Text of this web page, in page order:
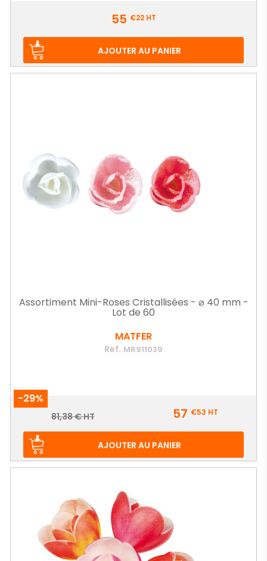
55 €22HT
AJOUTER AU PANIER
Assortiment Mini-Roses Cristallisées - ⌀ 40 mm -
Lot de 60
MATFER
Ref. MR911039
-29%
Prix
Prix
81,38 € HT 57 €53 HT
AJOUTER AU PANIER